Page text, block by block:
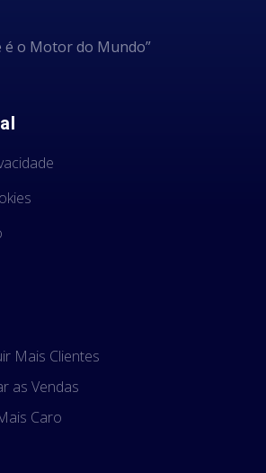
é o Motor do Mundo”
Mais Clientes
as Vendas
Caro